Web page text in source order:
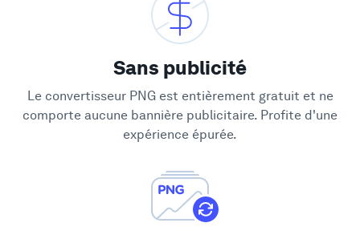
Sans publicité
Le convertisseur PNG est entièrement gratuit et ne
comporte aucune bannière publicitaire. Profite d'une
expérience épurée.